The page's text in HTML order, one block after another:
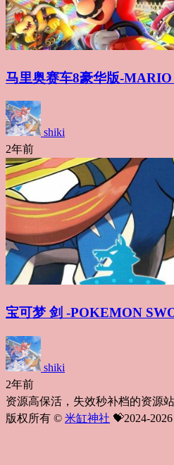
马里奥赛车8豪华版-
shiki
2年前
宝可梦 剑 -POKEMON
shiki
2年前
资源高保活，失效秒补档的资源站
版权所有 © 米缸神社 💝2024-2026